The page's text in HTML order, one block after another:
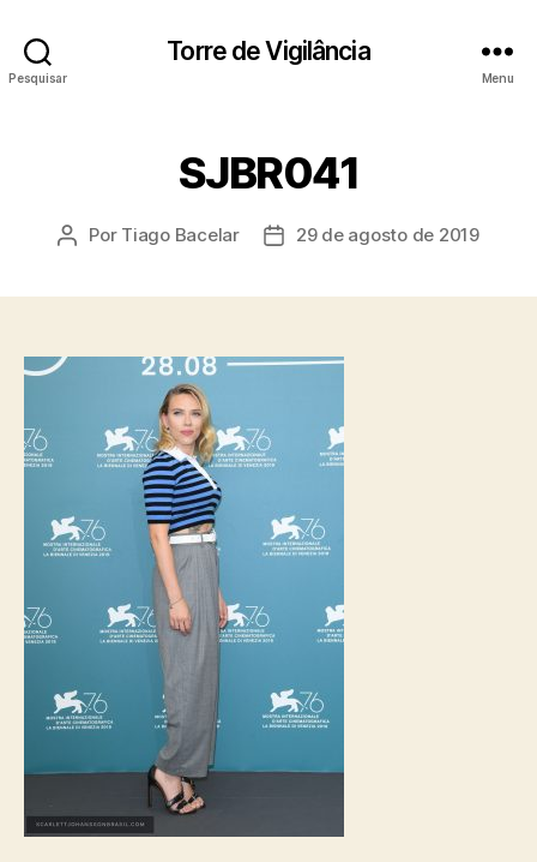
Pesquisar
Torre de Vigilância
Menu
SJBR041
Autor
Por Tiago Bacelar
Data29 de agosto de 2019